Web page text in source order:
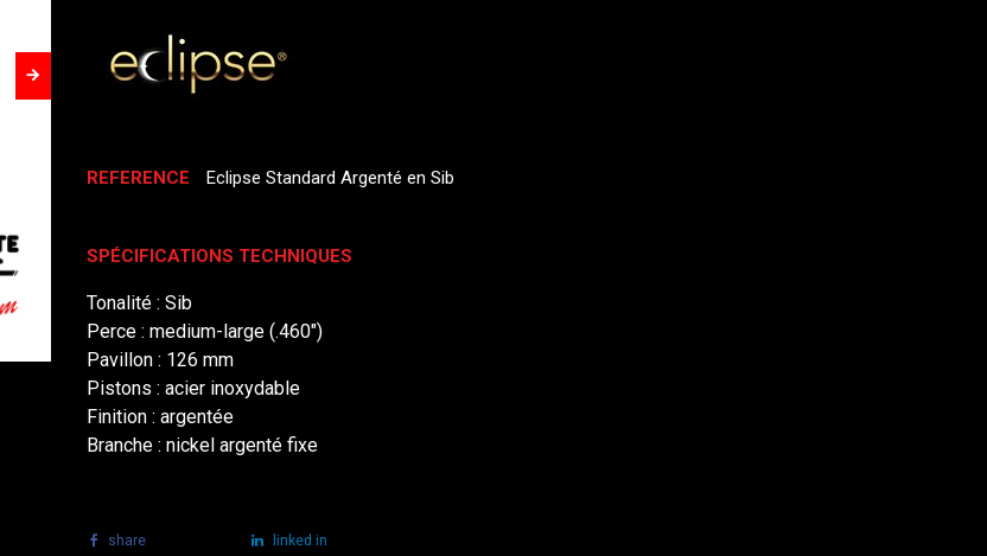
REFERENCE Eclipse Standard Argenté en Sib
SPÉCIFICATIONS TECHNIQUES
Tonalité : Sib
Perce : medium-large (.460")
Pavillon : 126 mm
Pistons : acier inoxydable
Finition : argentée
Branche : nickel argenté fixe
share linked in